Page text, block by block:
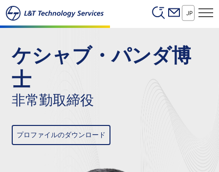
本文へスキップ Header
JP
ケシャブ・パンダ博
士
非常勤取締役
プロファイルのダウンロード